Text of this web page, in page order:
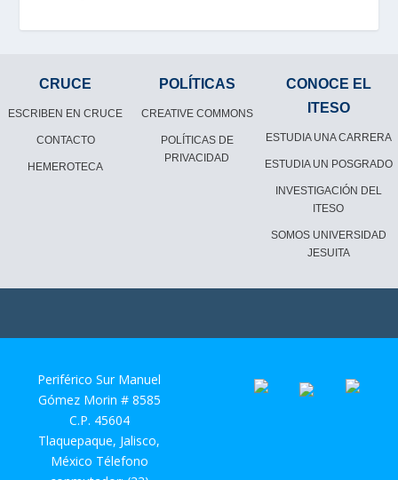
CRUCE
ESCRIBEN EN CRUCE
CONTACTO
HEMEROTECA
POLÍTICAS
CREATIVE COMMONS
POLÍTICAS DE
PRIVACIDAD
CONOCE EL
ITESO
ESTUDIA UNA CARRERA
ESTUDIA UN POSGRADO
INVESTIGACIÓN DEL
ITESO
SOMOS UNIVERSIDAD
JESUITA
Periférico Sur Manuel
Gómez Morin # 8585
C.P. 45604
Tlaquepaque, Jalisco,
México Télefono